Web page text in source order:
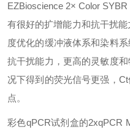
EZBioscience 2×Color
有很好的扩增能力和抗干扰能
度优化的缓冲液体系和染料
抗干扰能力，更高的灵敏度
况下得到的荧光信号更强， Ct
点。
彩色qPCR试剂盒的2xqPCR